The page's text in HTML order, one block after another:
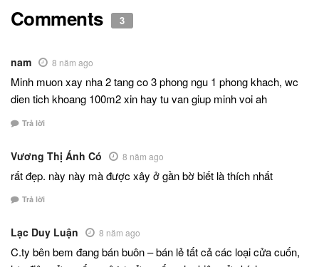
Comments 3
nam 8 năm ago
Minh muon xay nha 2 tang co 3 phong ngu 1 phong khach, wc
dien tich khoang 100m2 xin hay tu van giup minh voi ah
Trả lời
Vương Thị Ánh Có 8 năm ago
rất đẹp. này này mà được xây ở gần bờ biết là thích nhất
Trả lời
Lạc Duy Luận 8 năm ago
C.ty bên bem đang bán buôn – bán lẻ tất cả các loại cửa cuốn,